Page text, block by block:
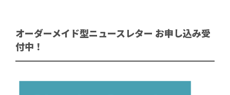
オーダーメイド型ニュースレター お申し込み受
付中！